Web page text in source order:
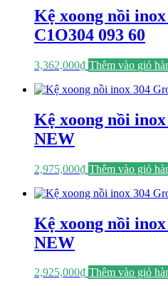
Kệ xoong nồi
C1O304 093 60
3,362,000₫ Thêm vào giỏ
Kệ xoong nồi
NEW
2,975,000₫ Thêm vào giỏ
Kệ xoong nồi
NEW
2,925,000₫ Thêm vào giỏ